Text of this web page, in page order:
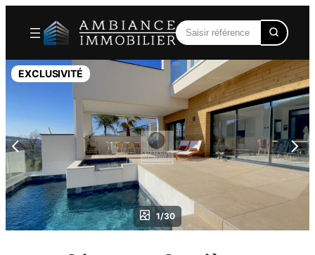
contenu
EXCLUSIVITÉ
1/30